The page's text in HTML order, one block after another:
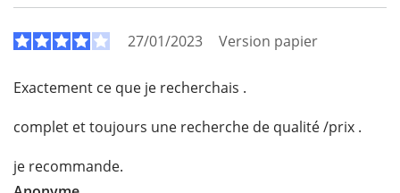
27/01/2023 Version papier
Exactement ce que je recherchais .
complet et toujours une recherche de qualité /prix .
je recommande.